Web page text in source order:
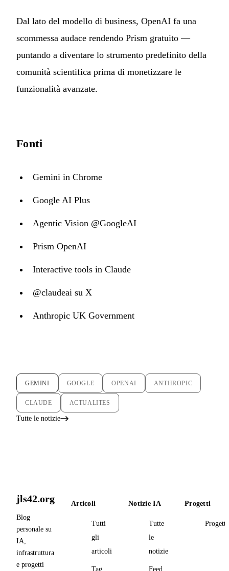
Dal lato del modello di business, OpenAI fa una
scommessa audace rendendo Prism gratuito —
puntando a diventare lo strumento predefinito della
comunità scientifica prima di monetizzare le
funzionalità avanzate.
Fonti
Gemini in Chrome
Google AI Plus
Agentic Vision @GoogleAI
Prism OpenAI
Interactive tools in Claude
@claudeai su X
Anthropic UK Government
GEMINI GOOGLE OPENAI ANTHROPIC
CLAUDE ACTUALITES
Tutte le notizie
jls42.org
Blog
personale su
IA,
infrastruttura
e progetti
Articoli
Tutti
gli
articoli
Tag
Notizie IA
Tutte
le
notizie
Feed
Progetti
Progetti